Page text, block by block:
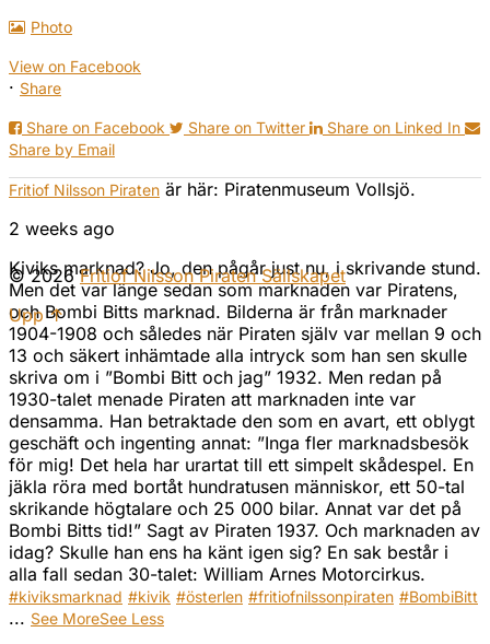
Photo
View on Facebook
· Share
Share on Facebook Share on Twitter
Share on Linked In
Share by Email
Fritiof Nilsson Piraten är här: Piratenmuseum Vollsjö.
2 weeks ago
Kiviks marknad? Jo, den pågår just nu, i skrivande stund.
Men det var länge sedan som marknaden var Piratens,
och Bombi Bitts marknad. Bilderna är från marknader
1904-1908 och således när Piraten själv var mellan 9 och
13 och säkert inhämtade alla intryck som han sen skulle
skriva om i ”Bombi Bitt och jag” 1932. Men redan på
1930-talet menade Piraten att marknaden inte var
densamma. Han betraktade den som en avart, ett oblygt
geschäft och ingenting annat: ”Inga fler marknadsbesök
för mig! Det hela har urartat till ett simpelt skådespel. En
jäkla röra med bortåt hundratusen människor, ett 50-tal
skrikande högtalare och 25 000 bilar. Annat var det på
Bombi Bitts tid!” Sagt av Piraten 1937. Och marknaden av
idag? Skulle han ens ha känt igen sig? En sak består i
alla fall sedan 30-talet: William Arnes Motorcirkus.
#kiviksmarknad #kivik #österlen #fritiofnilssonpiraten #BombiBitt
... See MoreSee Less
© 2026Fritiof Nilsson Piraten Sällskapet
Upp ↑